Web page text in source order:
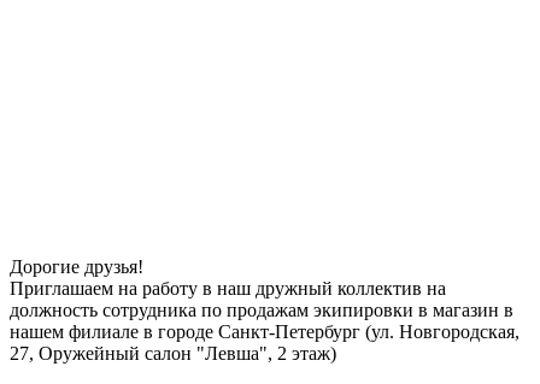
Дорогие друзья!
Приглашаем на работу в наш дружный коллектив на
должность сотрудника по продажам экипировки в магазин в
нашем филиале в городе Санкт-Петербург (ул. Новгородская,
27, Оружейный салон "Левша", 2 этаж)